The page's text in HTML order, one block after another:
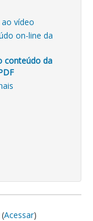
vídeo
on-line da
conteúdo da
Acessar)